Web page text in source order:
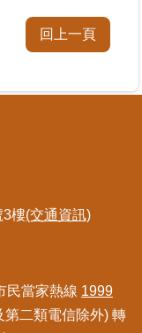
回上一頁
3樓(交通資訊)
民當家熱線 1999
第二類電信除外) 轉